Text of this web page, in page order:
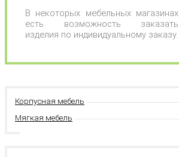
В некоторых мебельных магазинах
есть возможность заказать
изделия по индивидуальному заказу.
Корпусная мебель
Мягкая мебель